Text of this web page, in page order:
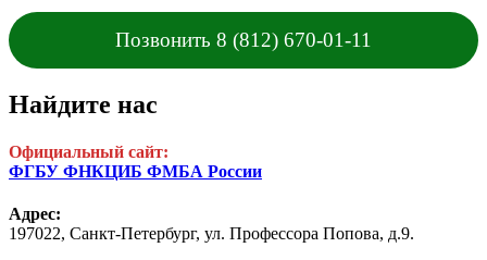
Позвонить 8 (812) 670-01-11
Найдите нас
Официальный сайт:
ФГБУ ФНКЦИБ ФМБА России
Адрес:
197022, Санкт-Петербург, ул. Профессора Попова, д.9.